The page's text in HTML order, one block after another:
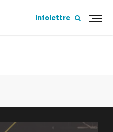
Infolettre